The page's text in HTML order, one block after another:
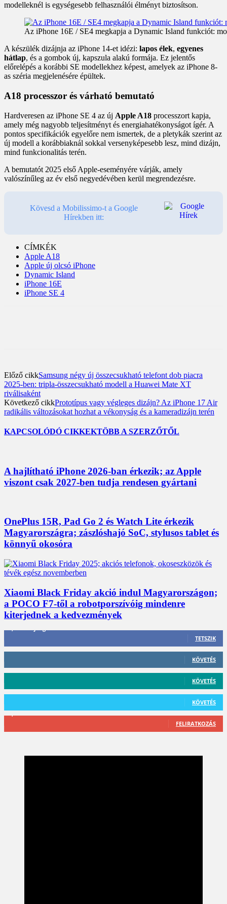
modelleknél is egységesebb felhasználói élményt biztosítson.
Az iPhone 16E / SE4 megkapja a Dynamic Island funkciót:
A készülék dizájnja az iPhone 14-et idézi: lapos élek, egyenes
hátlap, és a gombok új, kapszula alakú formája. Ez jelentős
előrelépés a korábbi SE modellekhez képest, amelyek az iPhone 8-
as széria megjelenésére épültek.
A18 processzor és várható bemutató
Hardveresen az iPhone SE 4 az új Apple A18 processzort kapja,
amely még nagyobb teljesítményt és energiahatékonyságot ígér. A
pontos specifikációk egyelőre nem ismertek, de a pletykák szerint az
új modell a korábbiaknál sokkal versenyképesebb lesz, mind dizájn,
mind funkcionalitás terén.
A bemutatót 2025 első Apple-eseményére várják, amely
valószínűleg az év első negyedévében kerül megrendezésre.
Kövesd a Mobilissimo-t a Google
Hírekben itt:
CÍMKÉK
Apple A18
Apple új olcsó iPhone
Dynamic Island
iPhone 16E
iPhone SE 4
Előző cikkSamsung négy új összecsukható telefont dob piacra
2025-ben: tripla-összecsukható modell a Huawei Mate XT
riválisaként
Következő cikkPrototípus vagy végleges dizájn? Az iPhone 17 Air
radikális változásokat hozhat a vékonyság és a kameradizájn terén
KAPCSOLÓDÓ CIKKEKTÖBB A SZERZŐTŐL
A hajlítható iPhone 2026-ban érkezik; az Apple
viszont csak 2027-ben tudja rendesen gyártani
OnePlus 15R, Pad Go 2 és Watch Lite érkezik
Magyarországra; zászlóshajó SoC, stylusos tablet és
könnyű okosóra
Xiaomi Black Friday akció indul Magyarországon;
a POCO F7-től a robotporszívóig mindenre
kiterjednek a kedvezmények
TETSZIK
412 Követő
KÖVETÉS
59 Követő
KÖVETÉS
101 Követő
KÖVETÉS
2,589 Feliratkozó
FELIRATKOZÁS